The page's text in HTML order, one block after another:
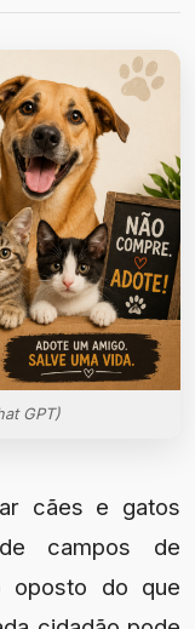
GPT)
cães e gatos
campos de
oposto do que